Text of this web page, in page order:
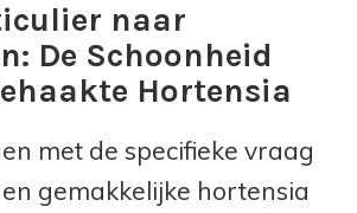
naar
De Schoonheid
Hortensia
met de specifieke vraag
gemakkelijke hortensia